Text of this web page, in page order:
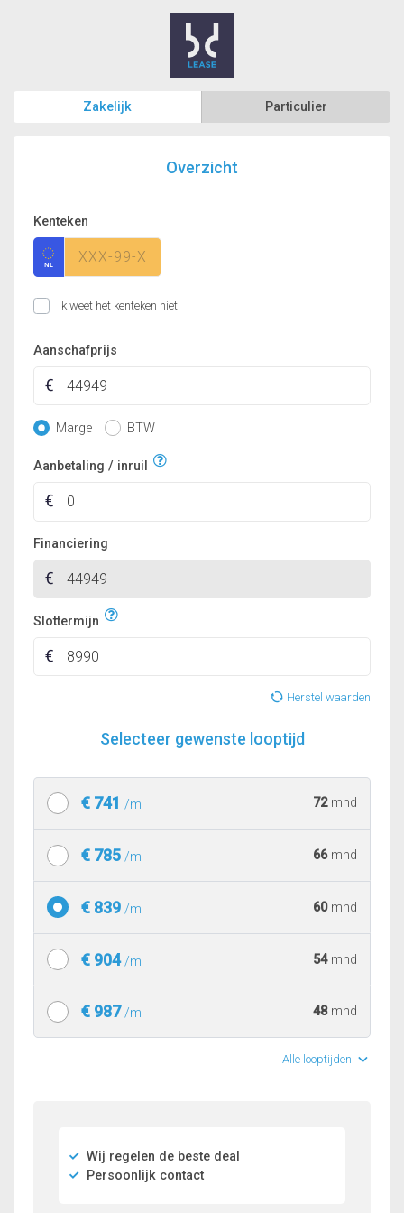
Zakelijk Particulier
Overzicht
Kenteken
Ik weet het kenteken niet
Aanschafprijs
Marge BTW
Aanbetaling / inruil
Financiering
Slottermijn
Herstel waarden
Selecteer gewenste looptijd
€ 741/m 72 mnd
€ 785 /m 66 mnd
€ 839 /m 60 mnd
€ 904/m 54 mnd
€ 987/m 48 mnd
Alle looptijden
Wij regelen de beste deal
Persoonlijk contact